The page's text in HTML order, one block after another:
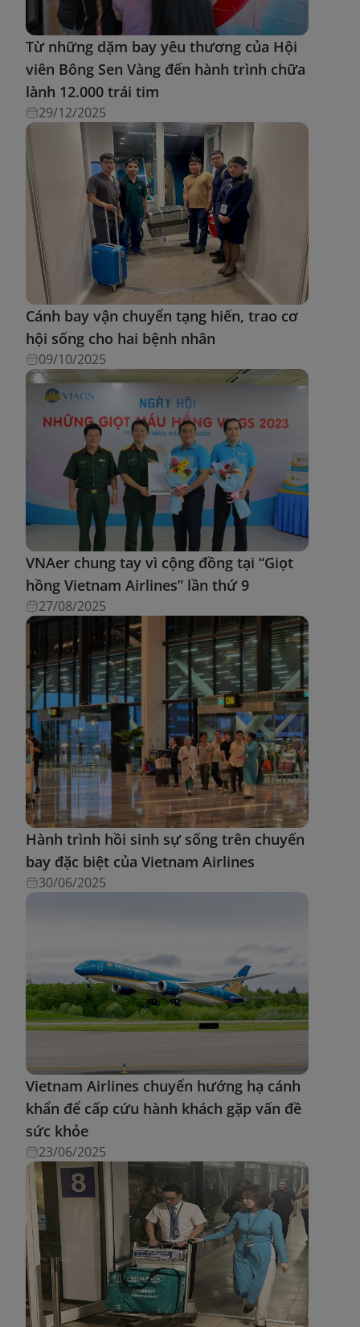
Từ những dặm bay yêu thương của Hội
viên Bông Sen Vàng đến hành trình chữa
lành 12.000 trái tim
29/12/2025
Cánh bay vận chuyển tạng hiến, trao cơ
hội sống cho hai bệnh nhân
09/10/2025
VNAer chung tay vì cộng đồng tại “Giọt
hồng Vietnam Airlines” lần thứ 9
27/08/2025
Hành trình hồi sinh sự sống trên chuyến
bay đặc biệt của Vietnam Airlines
30/06/2025
Vietnam Airlines chuyển hướng hạ cánh
khẩn để cấp cứu hành khách gặp vấn đề
sức khỏe
23/06/2025